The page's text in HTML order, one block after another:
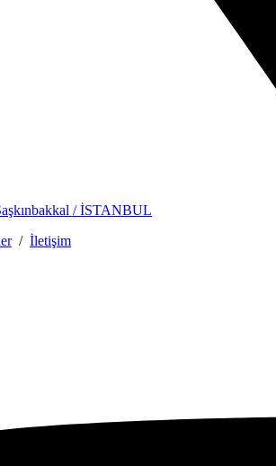
/ İSTANBUL
/ İletişim